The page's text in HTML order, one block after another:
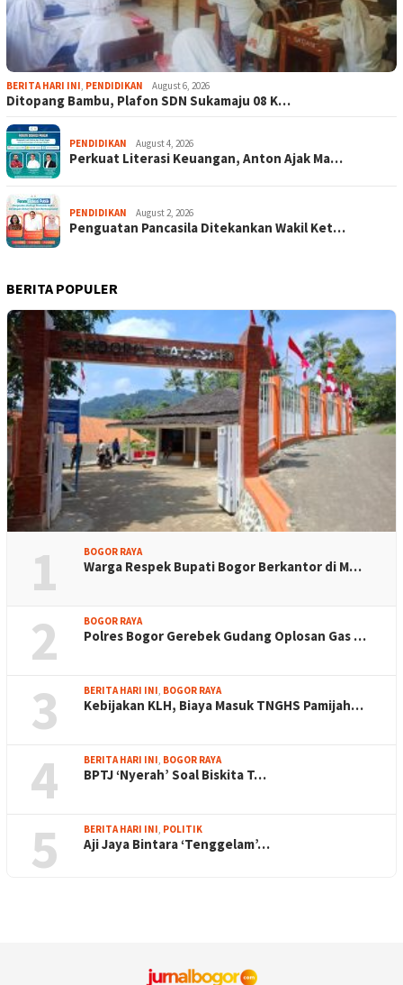
BERITA HARI INI, PENDIDIKAN August 6, 2026
Ditopang Bambu, Plafon SDN Sukamaju 08 K…
PENDIDIKAN August 4, 2026
Perkuat Literasi Keuangan, Anton Ajak Ma…
PENDIDIKAN August 2, 2026
Penguatan Pancasila Ditekankan Wakil Ket…
BERITA POPULER
1 BOGOR RAYA
Warga Respek Bupati Bogor Berkantor di M…
2 BOGOR RAYA
Polres Bogor Gerebek Gudang Oplosan Gas …
3 BERITA HARI INI, BOGOR RAYA
Kebijakan KLH, Biaya Masuk TNGHS Pamijah…
4 BERITA HARI INI, BOGOR RAYA
BPTJ ‘Nyerah’ Soal Biskita T…
5 BERITA HARI INI, POLITIK
Aji Jaya Bintara ‘Tenggelam’…